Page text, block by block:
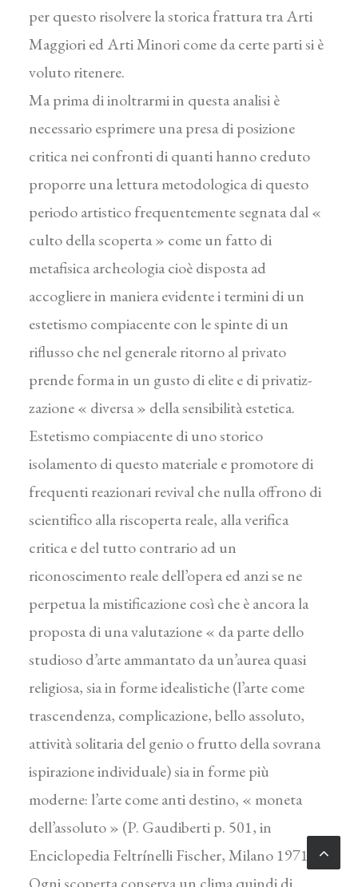
per questo risol­vere la storica frattura tra Arti
Maggiori ed Arti Minori come da certe parti si è
voluto ritenere.
Ma prima di inoltrarmi in questa analisi è
necessario esprimere una presa di posizione
critica nei confronti di quanti hanno creduto
proporre una lettura me­todologica di questo
periodo artistico frequentemente segnata dal «
culto della scoperta » come un fatto di
metafisica archeologia cioè disposta ad
accogliere in maniera evidente i termini di un
estetismo compiacente con le spinte di un
riflusso che nel generale ritorno al privato
prende forma in un gusto di elite e di privatiz­
zazione « diversa » della sensibilità estetica.
Estetismo compiacente di uno storico
isolamento di questo materiale e promotore di
frequenti reazionari revival che nulla offrono di
scientifico alla riscoperta reale, alla verifica
critica e del tutto contrario ad un
riconoscimento reale dell’opera ed anzi se ne
perpetua la mistifi­cazione così che è ancora la
proposta di una valutazione « da parte dello
studioso d’arte ammantato da un’aurea quasi
religiosa, sia in forme idealistiche (l’arte come
trascendenza, complicazione, bello assoluto,
attività solitaria del genio o frutto della sovrana
ispirazione individuale) sia in forme più
moderne: l’arte come anti destino, « moneta
dell’assoluto » (P. Gaudiberti p. 501, in
Enciclopedia Feltrínelli Fischer, Milano 1971).